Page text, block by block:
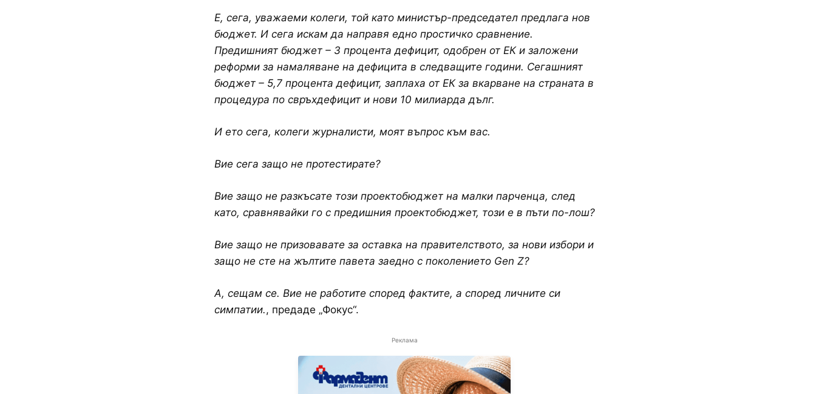
Е, сега, уважаеми колеги, той като министър-председател предлага нов
бюджет. И сега искам да направя едно простичко сравнение.
Предишният бюджет – 3 процента дефицит, одобрен от ЕК и заложени
реформи за намаляване на дефицита в следващите години. Сегашният
бюджет – 5,7 процента дефицит, заплаха от ЕК за вкарване на страната в
процедура по свръхдефицит и нови 10 милиарда дълг.
И ето сега, колеги журналисти, моят въпрос към вас.
Вие сега защо не протестирате?
Вие защо не разкъсате този проектобюджет на малки парченца, след
като, сравнявайки го с предишния проектобюджет, този е в пъти по-лош?
Вие защо не призовавате за оставка на правителството, за нови избори и
защо не сте на жълтите павета заедно с поколението Gen Z?
А, сещам се. Вие не работите според фактите, а според личните си
симпатии., предаде „Фокус“.
Реклама